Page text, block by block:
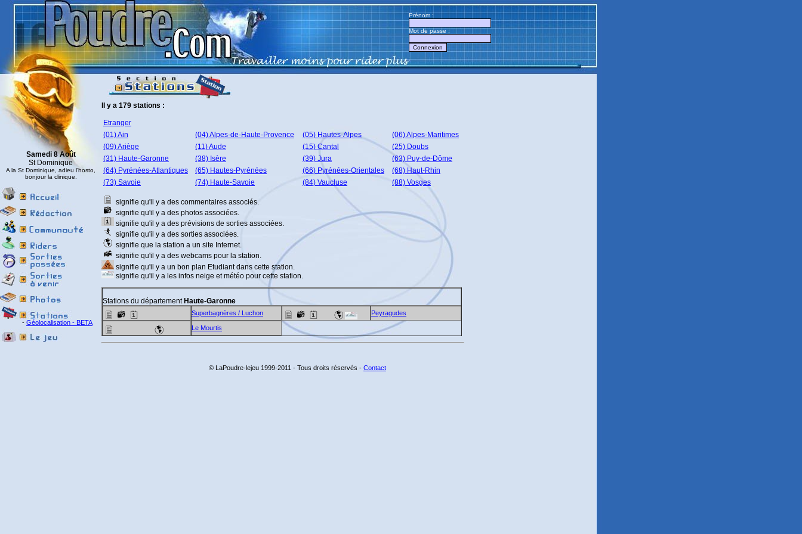
Prénom :
Mot de passe :
Samedi 8 Août
St Dominique
A la St Dominique, adieu l'hosto,
bonjour la clinique.
- Géolocalisation - BETA
Il y a 179 stations :
Etranger
(01) Ain
(04) Alpes-de-Haute-Provence (05) Hautes-Alpes
(06) Alpes-Maritimes
(09) Ariège
(11) Aude (15) Cantal
(25) Doubs
(31) Haute-Garonne
(38) Isère (39) Jura
(63) Puy-de-Dôme
(64) Pyrénées-Atlantiques
(65) Hautes-Pyrénées (66) Pyrénées-Orientales
(68) Haut-Rhin
(73) Savoie
(74) Haute-Savoie (84) Vaucluse (88) Vosges
signifie qu'il y a des commentaires associés.
signifie qu'il y a des photos associées.
signifie qu'il y a des prévisions de sorties associées.
signifie qu'il y a des sorties associées.
signifie que la station a un site Internet.
signifie qu'il y a des webcams pour la station.
signifie qu'il y a un bon plan Etudiant dans cette station.
signifie qu'il y a les infos neige et météo pour cette station.
Stations du département Haute-Garonne
Superbagnères / Luchon Peyragudes
Le Mourtis
© LaPoudre-lejeu 1999-2011 - Tous droits réservés - Contact